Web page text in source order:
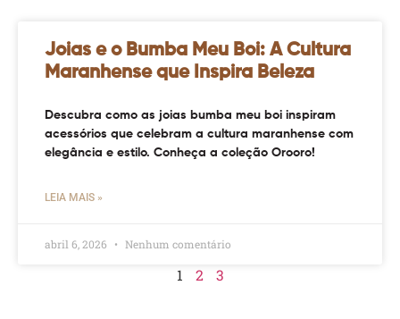
Joias e o Bumba Meu Boi: A Cultura
Maranhense que Inspira Beleza
Descubra como as joias bumba meu boi inspiram
acessórios que celebram a cultura maranhense com
elegância e estilo. Conheça a coleção Orooro!
LEIA MAIS »
abril 6, 2026 Nenhum comentário
1 2 3